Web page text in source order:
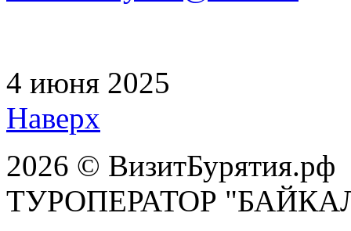
4 июня 2025
Наверх
2026 © ВизитБурятия.рф
ТУРОПЕРАТОР